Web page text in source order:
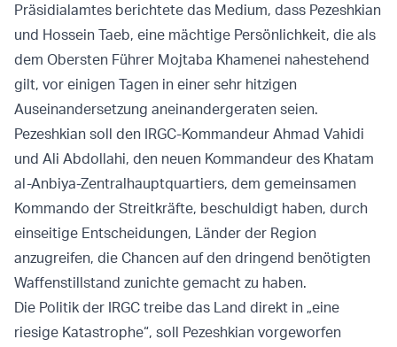
Präsidialamtes berichtete das Medium, dass Pezeshkian
und Hossein Taeb, eine mächtige Persönlichkeit, die als
dem Obersten Führer Mojtaba Khamenei nahestehend
gilt, vor einigen Tagen in einer sehr hitzigen
Auseinandersetzung aneinandergeraten seien.
Pezeshkian soll den IRGC-Kommandeur Ahmad Vahidi
und Ali Abdollahi, den neuen Kommandeur des Khatam
al-Anbiya-Zentralhauptquartiers, dem gemeinsamen
Kommando der Streitkräfte, beschuldigt haben, durch
einseitige Entscheidungen, Länder der Region
anzugreifen, die Chancen auf den dringend benötigten
Waffenstillstand zunichte gemacht zu haben.
Die Politik der IRGC treibe das Land direkt in „eine
riesige Katastrophe“, soll Pezeshkian vorgeworfen